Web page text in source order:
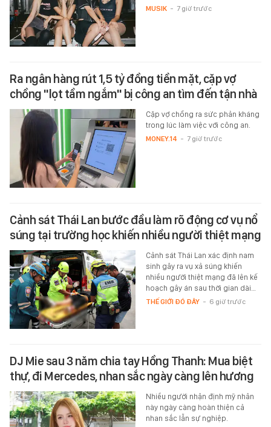
MUSIK - 7 giờ trước
Ra ngân hàng rút 1,5 tỷ đồng tiền mặt, cặp vợ
chồng "lọt tầm ngắm" bị công an tìm đến tận nhà
Cặp vợ chồng ra sức phản kháng
trong lúc làm việc với công an.
MONEY.14 - 7 giờ trước
Cảnh sát Thái Lan bước đầu làm rõ động cơ vụ nổ
súng tại trường học khiến nhiều người thiệt mạng
Cảnh sát Thái Lan xác định nam
sinh gây ra vụ xả súng khiến
nhiều người thiệt mạng đã lên kế
hoạch gây án sau thời gian dài…
THẾ GIỚI ĐÓ ĐÂY - 6 giờ trước
DJ Mie sau 3 năm chia tay Hồng Thanh: Mua biệt
thự, đi Mercedes, nhan sắc ngày càng lên hương
Nhiều người nhận định mỹ nhân
này ngày càng hoàn thiện cả
nhan sắc lẫn sự nghiệp.